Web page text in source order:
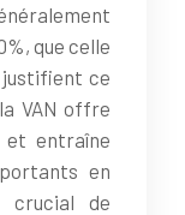
que celle
justifient ce
VAN offre
et entraîne
en
de